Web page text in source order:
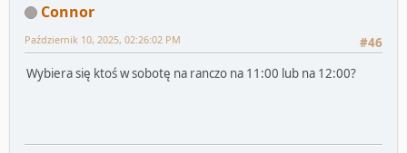
Connor
#46
Październik 10, 2025, 02:26:02 PM
Wybiera się ktoś w sobotę na ranczo na 11:00 lub na 12:00?